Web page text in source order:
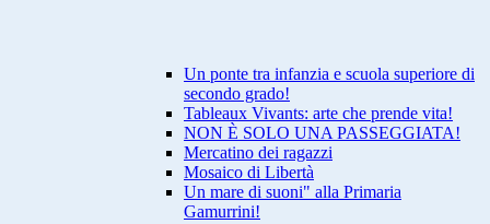
Un ponte tra infanzia e scuola superiore di
secondo grado!
Tableaux Vivants: arte che prende vita!
NON È SOLO UNA PASSEGGIATA!
Mercatino dei ragazzi
Mosaico di Libertà
Un mare di suoni" alla Primaria
Gamurrini!